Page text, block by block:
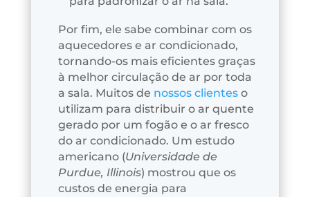
Por fim, ele sabe combinar com os
aquecedores e ar condicionado,
tornando-os mais eficientes graças
à melhor circulação de ar por toda
a sala. Muitos de nossos clienteso
utilizam para distribuir o ar quente
gerado por um fogão e o ar fresco
do ar condicionado. Um estudo
americano (Universidade de
Purdue, Illinois) mostrou que os
custos de energia para